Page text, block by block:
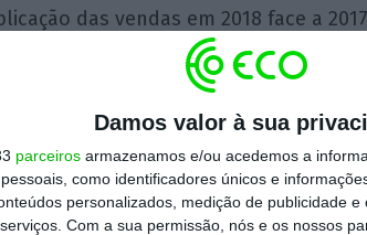
Damos valor à sua
parceiros armazenamos e/ou acedemos a
como identificadores únicos e
personalizados, medição de publicidade
Com a sua permissão, nós e os nossos
das vendas em 2018 face a
que as exportações de bens
só por si, com tudo o resto
que o peso nas exportações
da economia portuguesa,